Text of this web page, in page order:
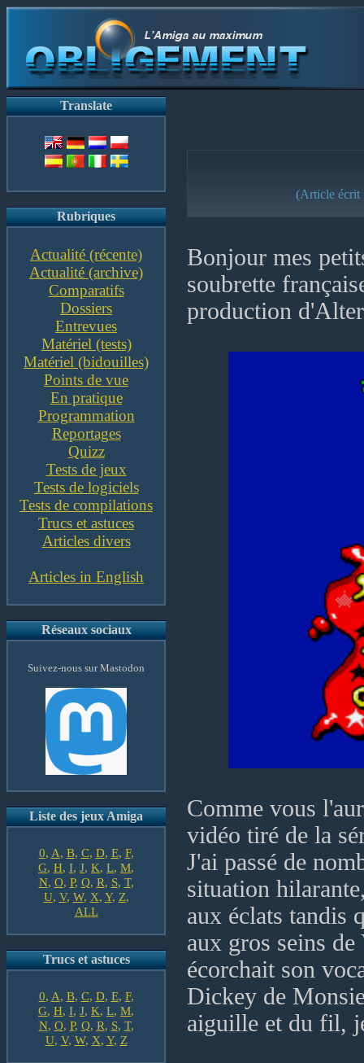
Translate
Rubriques
Actualité (récente)
Actualité (archive)
Comparatifs
Dossiers
Entrevues
Matériel (tests)
Matériel (bidouilles)
Points de vue
En pratique
Programmation
Reportages
Quizz
Tests de jeux
Tests de logiciels
Tests de compilations
Trucs et astuces
Articles divers
Articles in English
Réseaux sociaux
Suivez-nous sur Mastodon
Liste des jeux Amiga
0, A, B, C, D, E, F,
G, H, I, J, K, L, M,
N, O, P, Q, R, S, T,
U, V, W, X, Y, Z,
ALL
Trucs et astuces
0, A, B, C, D, E, F,
G, H, I, J, K, L, M,
N, O, P, Q, R, S, T,
U, V, W, X, Y, Z
(Article écrit
Bonjour mes
soubrette
production
Comme vous
vidéo tiré de la
J'ai passé de
situation
aux éclats tandis
aux gros seins
écorchait son
Dickey de
aiguille et du fil,